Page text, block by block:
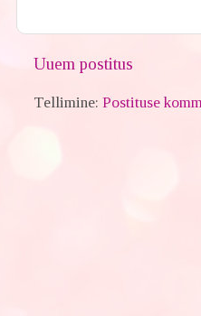
Uuem postitus
Tellimine:Postituse